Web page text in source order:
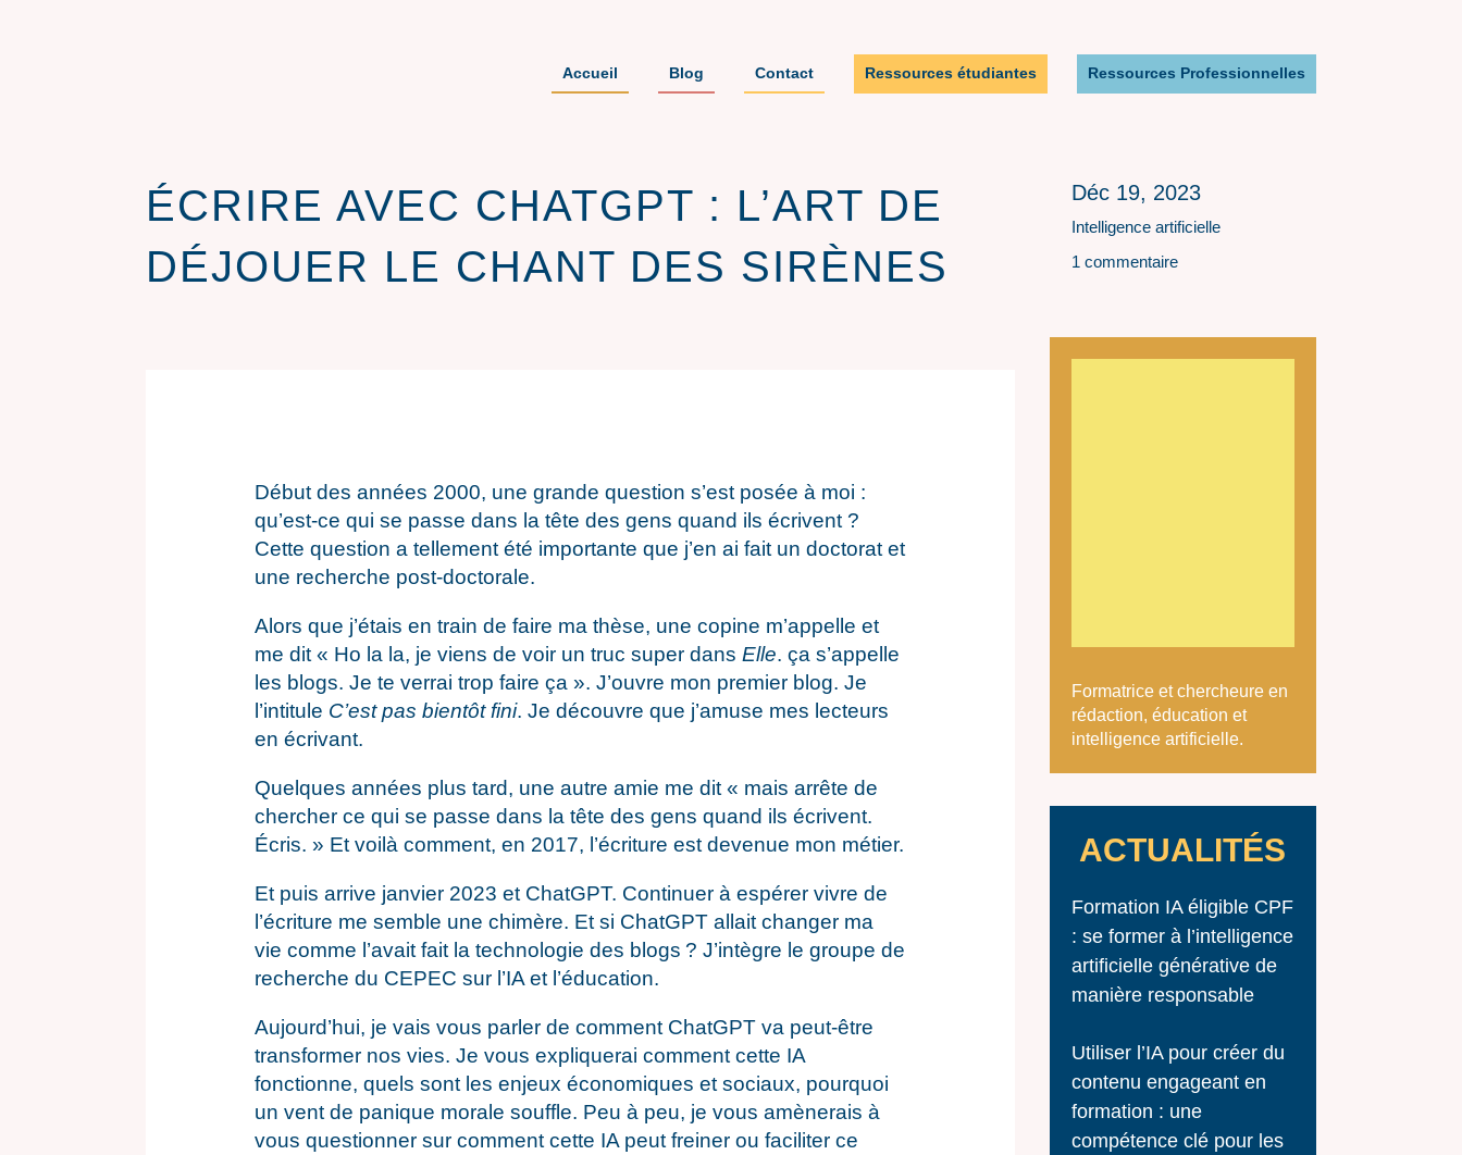
Accueil Blog Contact Ressources étudiantes Ressources Professionnelles
ÉCRIRE AVEC CHATGPT : L’ART DE
DÉJOUER LE CHANT DES SIRÈNES
Déc 19, 2023
Intelligence artificielle
1 commentaire
Début des années 2000, une grande question s’est posée à moi :
qu’est-ce qui se passe dans la tête des gens quand ils écrivent ?
Cette question a tellement été importante que j’en ai fait un doctorat et
une recherche post-doctorale.
Alors que j’étais en train de faire ma thèse, une copine m’appelle et
me dit « Ho la la, je viens de voir un truc super dansElle. ça s’appelle
les blogs. Je te verrai trop faire ça ». J’ouvre mon premier blog. Je
l’intitule C’est pas bientôt fini. Je découvre que j’amuse mes lecteurs
en écrivant.
Quelques années plus tard, une autre amie me dit « mais arrête de
chercher ce qui se passe dans la tête des gens quand ils écrivent.
Écris. » Et voilà comment, en 2017, l’écriture est devenue mon métier.
Et puis arrive janvier 2023 et ChatGPT. Continuer à espérer vivre de
l’écriture me semble une chimère. Et si ChatGPT allait changer ma
vie comme l’avait fait la technologie des blogs ? J’intègre le groupe de
recherche du CEPEC sur l’IA et l’éducation.
Aujourd’hui, je vais vous parler de comment ChatGPT va peut-être
transformer nos vies. Je vous expliquerai comment cette IA
fonctionne, quels sont les enjeux économiques et sociaux, pourquoi
un vent de panique morale souffle. Peu à peu, je vous amènerais à
vous questionner sur comment cette IA peut freiner ou faciliter ce
Formatrice et chercheure en
rédaction, éducation et
intelligence artificielle.
ACTUALITÉS
Formation IA éligible CPF
: se former à l’intelligence
artificielle générative de
manière responsable
Utiliser l’IA pour créer du
contenu engageant en
formation : une
compétence clé pour les